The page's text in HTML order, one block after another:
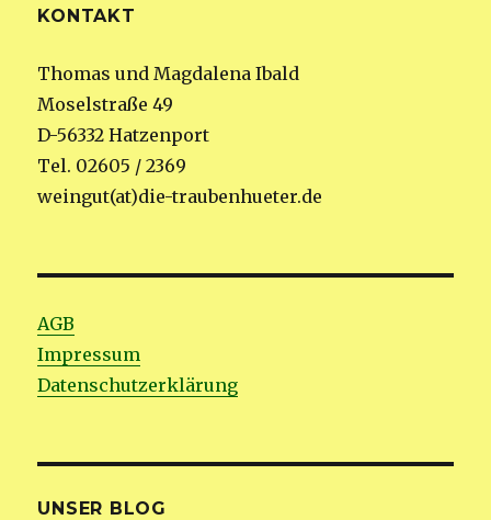
KONTAKT
Thomas und Magdalena Ibald
Moselstraße 49
D-56332 Hatzenport
Tel. 02605 / 2369
weingut(at)die-traubenhueter.de
AGB
Impressum
Datenschutzerklärung
UNSER BLOG